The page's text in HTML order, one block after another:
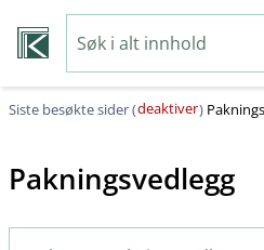
Siste besøkte sider (deaktiver)
Pakningsvedlegg